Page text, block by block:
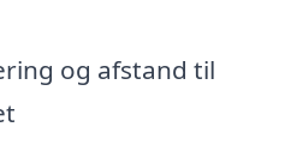
og afstand til